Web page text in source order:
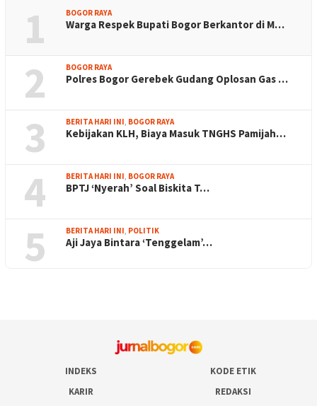
1 BOGOR RAYA
Warga Respek Bupati Bogor Berkantor di M…
2 BOGOR RAYA
Polres Bogor Gerebek Gudang Oplosan Gas …
3 BERITA HARI INI BOGOR RAYA
Kebijakan KLH, Biaya Masuk TNGHS Pamijah…
4 BERITA HARI INI BOGOR RAYA
BPTJ ‘Nyerah’ Soal Biskita T…
5 BERITA HARI INI POLITIK
Aji Jaya Bintara ‘Tenggelam’…
INDEKS
KODE ETIK
KARIR
REDAKSI